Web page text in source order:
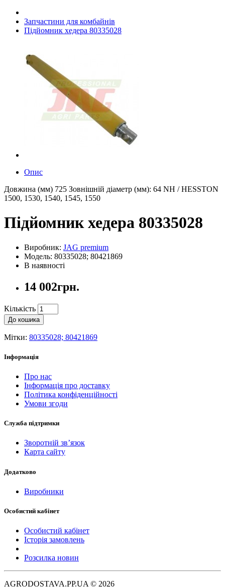
Запчастини для комбайнів
Підйомник хедера 80335028
Опис
Довжина (мм) 725 Зовнішній діаметр (мм): 64 NH / HESSTON
1500, 1530, 1540, 1545, 1550
Підйомник хедера 80335028
Виробник: JAG premium
Модель: 80335028; 80421869
В наявності
14 002грн.
Кількість
До кошика
Мітки: 80335028; 80421869
Інформація
Про нас
Інформація про доставку
Політика конфіденційності
Умови згоди
Служба підтримки
Зворотній зв’язок
Карта сайту
Додатково
Виробники
Особистий кабінет
Особистий кабінет
Історія замовлень
Розсилка новин
AGRODOSTAVA.PP.UA © 2026